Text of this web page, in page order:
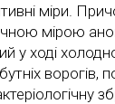
міри.
мірою
у ході